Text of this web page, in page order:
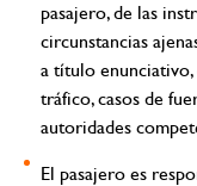
pasajero, de las
circunstancias
a título
tráfico, casos de
autoridades
El pasajero es